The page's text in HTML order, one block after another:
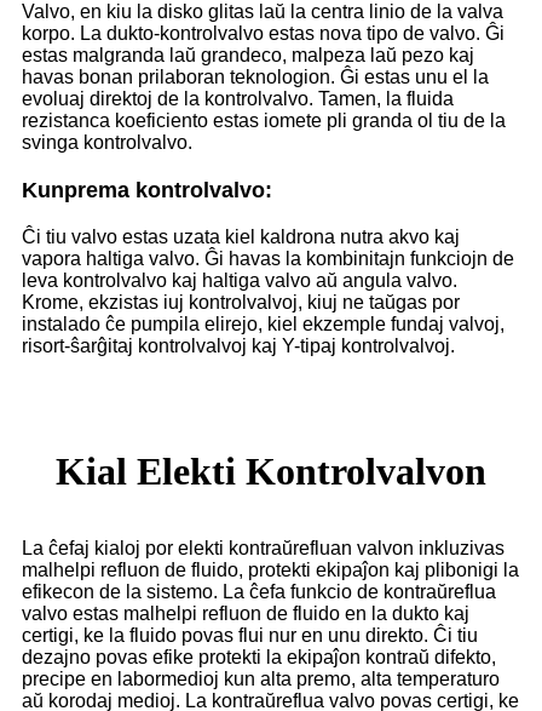
Valvo, en kiu la disko glitas laŭ la centra linio de la valva
korpo. La dukto-kontrolvalvo estas nova tipo de valvo. Ĝi
estas malgranda laŭ grandeco, malpeza laŭ pezo kaj
havas bonan prilaboran teknologion. Ĝi estas unu el la
evoluaj direktoj de la kontrolvalvo. Tamen, la fluida
rezistanca koeficiento estas iomete pli granda ol tiu de la
svinga kontrolvalvo.
Kunprema kontrolvalvo:
Ĉi tiu valvo estas uzata kiel kaldrona nutra akvo kaj
vapora haltiga valvo. Ĝi havas la kombinitajn funkciojn de
leva kontrolvalvo kaj haltiga valvo aŭ angula valvo.
Krome, ekzistas iuj kontrolvalvoj, kiuj ne taŭgas por
instalado ĉe pumpila elirejo, kiel ekzemple fundaj valvoj,
risort-ŝarĝitaj kontrolvalvoj kaj Y-tipaj kontrolvalvoj.
Kial Elekti Kontrolvalvon
La ĉefaj kialoj por elekti kontraŭrefluan valvon inkluzivas
malhelpi refluon de fluido, protekti ekipaĵon kaj plibonigi la
efikecon de la sistemo. La ĉefa funkcio de kontraŭreflua
valvo estas malhelpi refluon de fluido en la dukto kaj
certigi, ke la fluido povas flui nur en unu direkto. Ĉi tiu
dezajno povas efike protekti la ekipaĵon kontraŭ difekto,
precipe en labormedioj kun alta premo, alta temperaturo
aŭ korodaj medioj. La kontraŭreflua valvo povas certigi, ke